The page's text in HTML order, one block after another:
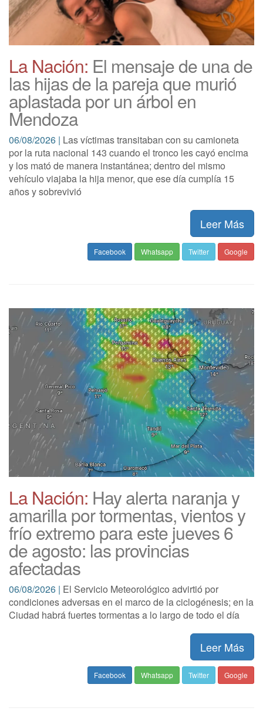
La Nación: El mensaje de una de
las hijas de la pareja que murió
aplastada por un árbol en
Mendoza
06/08/2026 | Las víctimas transitaban con su camioneta
por la ruta nacional 143 cuando el tronco les cayó encima
y los mató de manera instantánea; dentro del mismo
vehículo viajaba la hija menor, que ese día cumplía 15
años y sobrevivió
Leer Más
Facebook Whatsapp Twitter Google
La Nación: Hay alerta naranja y
amarilla por tormentas, vientos y
frío extremo para este jueves 6
de agosto: las provincias
afectadas
06/08/2026 | El Servicio Meteorológico advirtió por
condiciones adversas en el marco de la ciclogénesis; en la
Ciudad habrá fuertes tormentas a lo largo de todo el día
Leer Más
Facebook Whatsapp Twitter Google